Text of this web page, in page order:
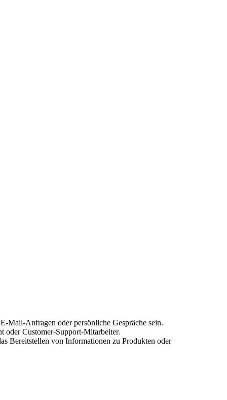
Mail-Anfragen oder persönliche Gespräche sein.
oder Customer-Support-Mitarbeiter.
Bereitstellen von Informationen zu Produkten oder